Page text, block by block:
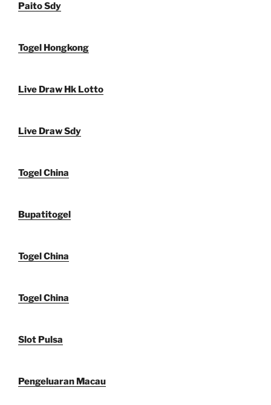
Paito Sdy
Togel Hongkong
Live Draw Hk Lotto
Live Draw Sdy
Togel China
Bupatitogel
Togel China
Togel China
Slot Pulsa
Pengeluaran Macau